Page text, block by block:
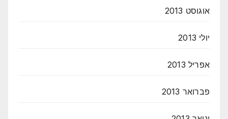
אוגוסט 2013
יולי 2013
אפריל 2013
פברואר 2013